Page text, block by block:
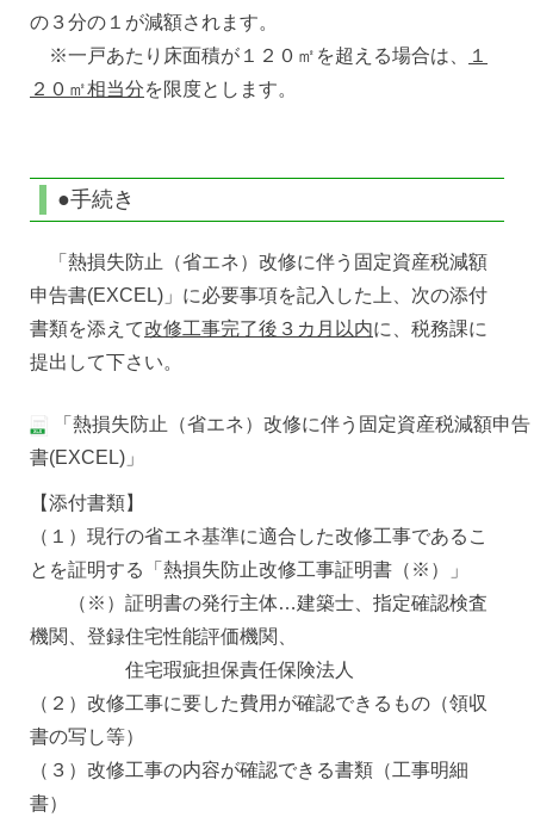
の３分の１が減額されます。
※一戸あたり床面積が１２０㎡を超える場合は、
１
２０㎡相当分を限度とします。
●手続き
「熱損失防止（省エネ）改修に伴う固定資産税減額
申告書(EXCEL)」に必要事項を記入した上、次の添付
書類を添えて改修工事完了後３カ月以内に、税務課に
提出して下さい。
「熱損失防止（省エネ）改修に伴う固定資産税減額申告
書(EXCEL)」
【添付書類】
（１）現行の省エネ基準に適合した改修工事であるこ
とを証明する「熱損失防止改修工事証明書（※）」
（※）証明書の発行主体…建築士、指定確認検査
機関、登録住宅性能評価機関、
住宅瑕疵担保責任保険法人
（２）改修工事に要した費用が確認できるもの（領収
書の写し等）
（３）改修工事の内容が確認できる書類（工事明細
書）